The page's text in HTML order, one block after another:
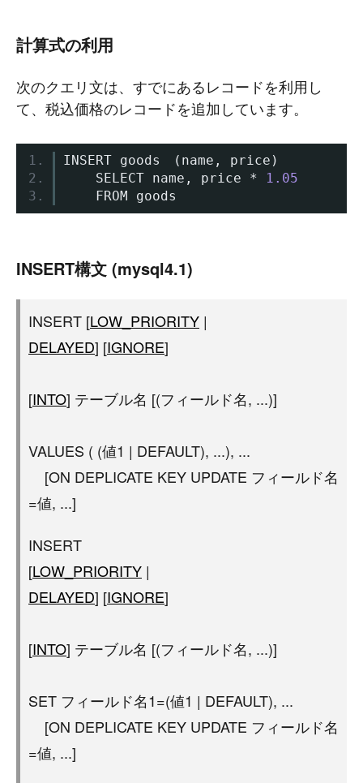
計算式の利用
次のクエリ文は、すでにあるレコードを利用し
て、税込価格のレコードを追加しています。
INSERT goods ( name , price )
	SELECT name
, price *
1.05
	FROM goods
INSERT構文 (mysql4.1)
INSERT [LOW_PRIORITY |
DELAYED] [IGNORE]
[INTO] テーブル名 [(フィールド名, ...)]
VALUES ( (値1 | DEFAULT), ...), ...
[ON DEPLICATE KEY UPDATE フィールド名
=値, ...]
INSERT
[LOW_PRIORITY |
DELAYED] [IGNORE]
[INTO] テーブル名 [(フィールド名, ...)]
SET フィールド名1=(値1 | DEFAULT), ...
[ON DEPLICATE KEY UPDATE フィールド名
=値, ...]